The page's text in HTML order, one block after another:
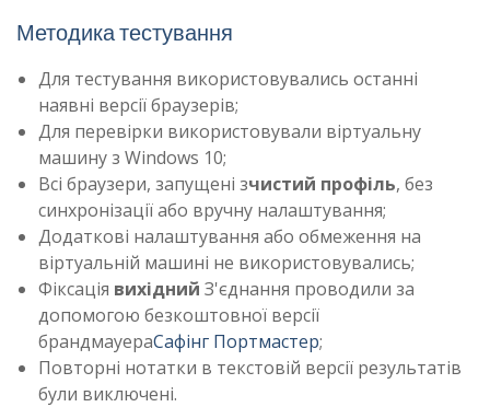
Методика тестування
Для тестування використовувались останні
наявні версії браузерів;
Для перевірки використовували віртуальну
машину з Windows 10;
Всі браузери, запущені зчистий профіль, без
синхронізації або вручну налаштування;
Додаткові налаштування або обмеження на
віртуальній машині не використовувались;
Фіксація вихідний З'єднання проводили за
допомогою безкоштовної версії
брандмауераСафінг Портмастер;
Повторні нотатки в текстовій версії результатів
були виключені.